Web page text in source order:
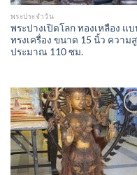
พระประจำวัน
พระปางเปิดโลก ทองเหลือง แบ
ทรงเครื่อง ขนาด 15 นิ้ว ความ
ประมาณ 110 ซม.
Add